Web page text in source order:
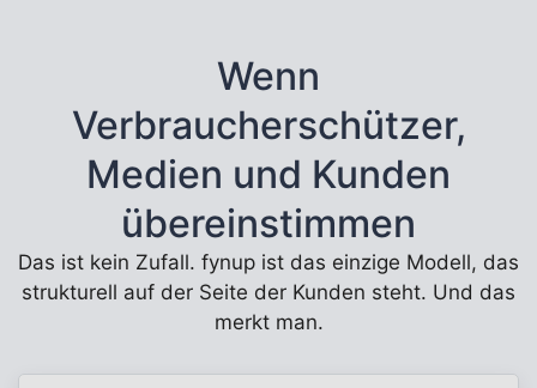
Wenn
Verbraucherschützer,
Medien und Kunden
übereinstimmen
Das ist kein Zufall. fynup ist das einzige Modell, das
strukturell auf der Seite der Kunden steht. Und das
merkt man.